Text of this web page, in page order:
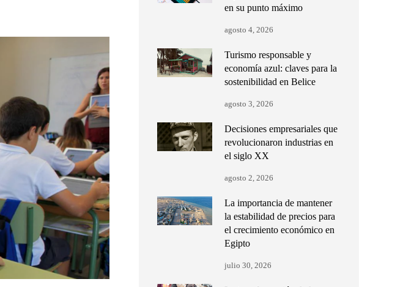
en su punto máximo
agosto 4, 2026
Turismo responsable y
economía azul: claves para la
sostenibilidad en Belice
agosto 3, 2026
Decisiones empresariales que
revolucionaron industrias en
el siglo XX
agosto 2, 2026
La importancia de mantener
la estabilidad de precios para
el crecimiento económico en
Egipto
julio 30, 2026